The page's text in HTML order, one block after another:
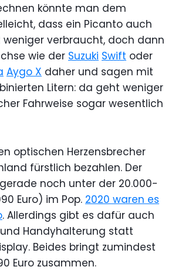
könnte man dem
dass ein Picanto auch
verbraucht, doch dann
wie der Suzuki Swift oder
Aygo X daher und sagen mit
Litern: da geht weniger
Fahrweise sogar wesentlich
optischen Herzensbrecher
fürstlich bezahlen. Der
noch unter der 20.000-
Euro) im Pop. 2020 waren es
. Allerdings gibt es dafür auch
Handyhalterung statt
Beides bringt zumindest
Euro zusammen.